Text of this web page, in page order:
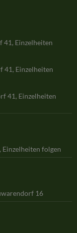
41, Einzelheiten
41, Einzelheiten
41, Einzelheiten
Einzelheiten folgen
16